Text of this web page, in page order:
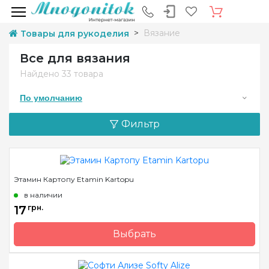
Товары для рукоделия Вязание
Все для вязания
Найдено 33 товара
По умолчанию
Фильтр
Этамин Картопу Etamin Kartopu
в наличии
17 грн.
Выбрать
Бренд
Kartopu